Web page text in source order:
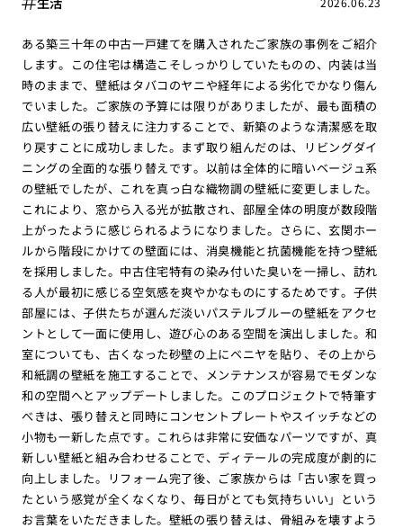
ある築三十年の中古一戸建てを購入されたご家族の事例をご紹介
します。この住宅は構造こそしっかりしていたものの、内装は当
時のままで、壁紙はタバコのヤニや経年による劣化でかなり傷ん
でいました。ご家族の予算には限りがありましたが、最も面積の
広い壁紙の張り替えに注力することで、新築のような清潔感を取
り戻すことに成功しました。まず取り組んだのは、リビングダイ
ニングの全面的な張り替えです。以前は全体的に暗いベージュ系
の壁紙でしたが、これを真っ白な織物調の壁紙に変更しました。
これにより、窓から入る光が拡散され、部屋全体の明度が数段階
上がったように感じられるようになりました。さらに、玄関ホー
ルから階段にかけての壁面には、消臭機能と抗菌機能を持つ壁紙
を採用しました。中古住宅特有の染み付いた臭いを一掃し、訪れ
る人が最初に感じる空気感を爽やかなものにするためです。子供
部屋には、子供たちが選んだ淡いパステルブルーの壁紙をアクセ
ントとして一面に使用し、遊び心のある空間を演出しました。和
室についても、古くなった砂壁の上にベニヤを貼り、その上から
和紙調の壁紙を施工することで、メンテナンスが容易でモダンな
和の空間へとアップデートしました。このプロジェクトで特筆す
べきは、張り替えと同時にコンセントプレートやスイッチなどの
小物も一新した点です。これらは非常に安価なパーツですが、真
新しい壁紙と組み合わせることで、ディテールの完成度が劇的に
向上しました。リフォーム完了後、ご家族からは「古い家を買っ
たという感覚が全くなくなり、毎日がとても気持ちいい」という
お言葉をいただきました。壁紙の張り替えは、骨組みを壊すよう